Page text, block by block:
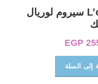
L’oreal hyaluron expert سيروم لوريال
السعر الأصلي هو:
EGP 300.00.
EGP
EGP 255.00.
إلى السلة